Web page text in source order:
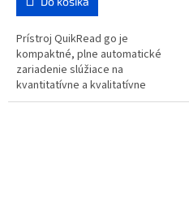
5
hviezdičiek.
Prístroj QuikRead go je
kompaktné, plne automatické
zariadenie slúžiace na
kvantitatívne a kvalitatívne
meranie. Používa sa v